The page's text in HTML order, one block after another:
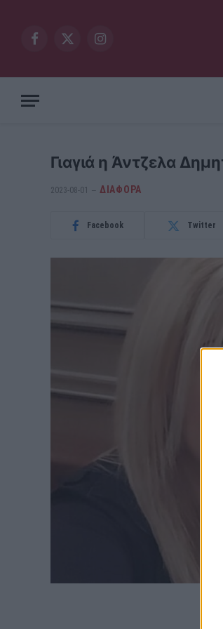
Facebook
X
Instagram
Γιαγιά η Άντζελα
2023-08-01 ΔΙΆΦΟΡΑ
Facebook Twitter